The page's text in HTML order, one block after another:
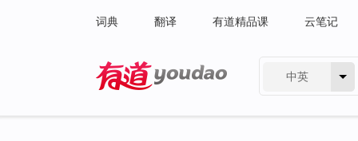
词典 翻译 有道精品课 云笔记
中英